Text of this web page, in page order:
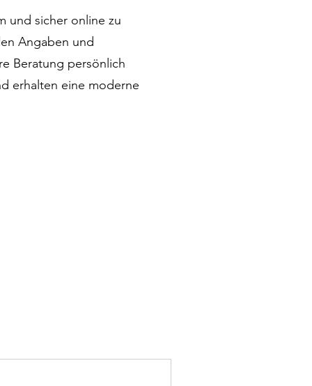
und sicher online zu
Angaben und
Beratung persönlich
erhalten eine moderne